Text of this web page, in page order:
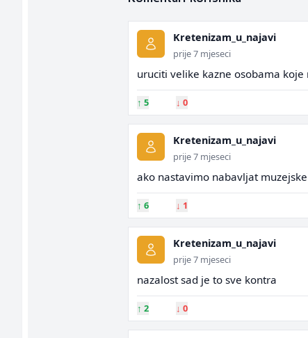
Kretenizam_u_najavi
prije 7 mjeseci
uruciti velike kazne osobama
↑ 5 ↓ 0
Kretenizam_u_najavi
prije 7 mjeseci
ako nastavimo nabavljat
↑ 6 ↓ 1
Kretenizam_u_najavi
prije 7 mjeseci
nazalost sad je to sve kontra
↑ 2 ↓ 0